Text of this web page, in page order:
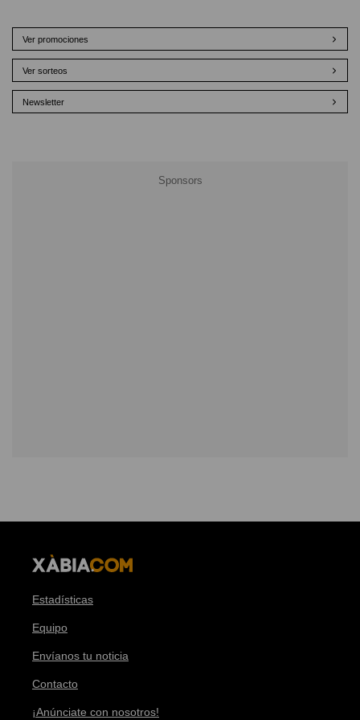
Ver promociones
Ver sorteos
Newsletter
Estadísticas
Equipo
Envíanos tu noticia
Contacto
¡Anúnciate con nosotros!